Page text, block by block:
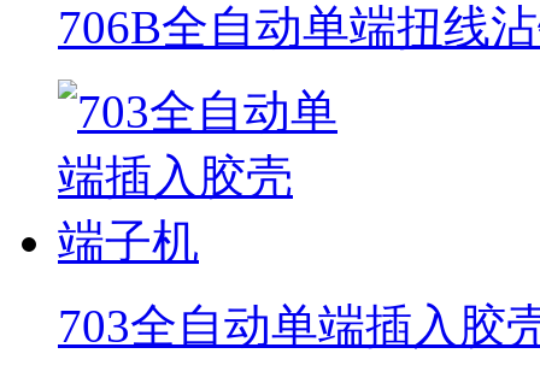
706B全自动单端扭线
703全自动单端插入胶